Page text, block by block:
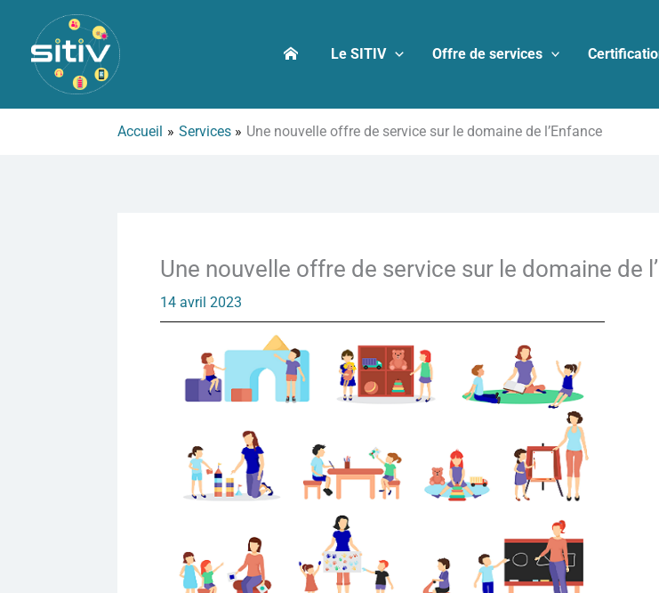
contenu
Le SITIV Offre de services
Accueil Services Une nouvelle offre de service sur le domaine de l’Enfance
Une nouvelle offre de service sur le domaine de
14 avril 2023